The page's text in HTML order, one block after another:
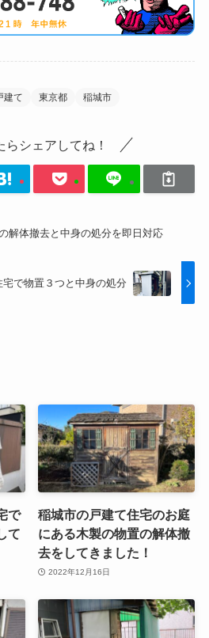
建て 東京都 稲城市
らシェアしてね！
解体撤去と中身の処分を即日対応
で物置３つと中身の処分
で
て
稲城市の戸建て住宅のお庭
にある木製の物置の解体撤
去をしてきました！
2022年12月16日